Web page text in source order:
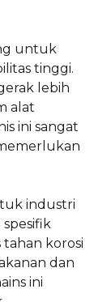
untuk
tinggi.
lebih
alat
ini sangat
industri
tahan korosi
dan
ini